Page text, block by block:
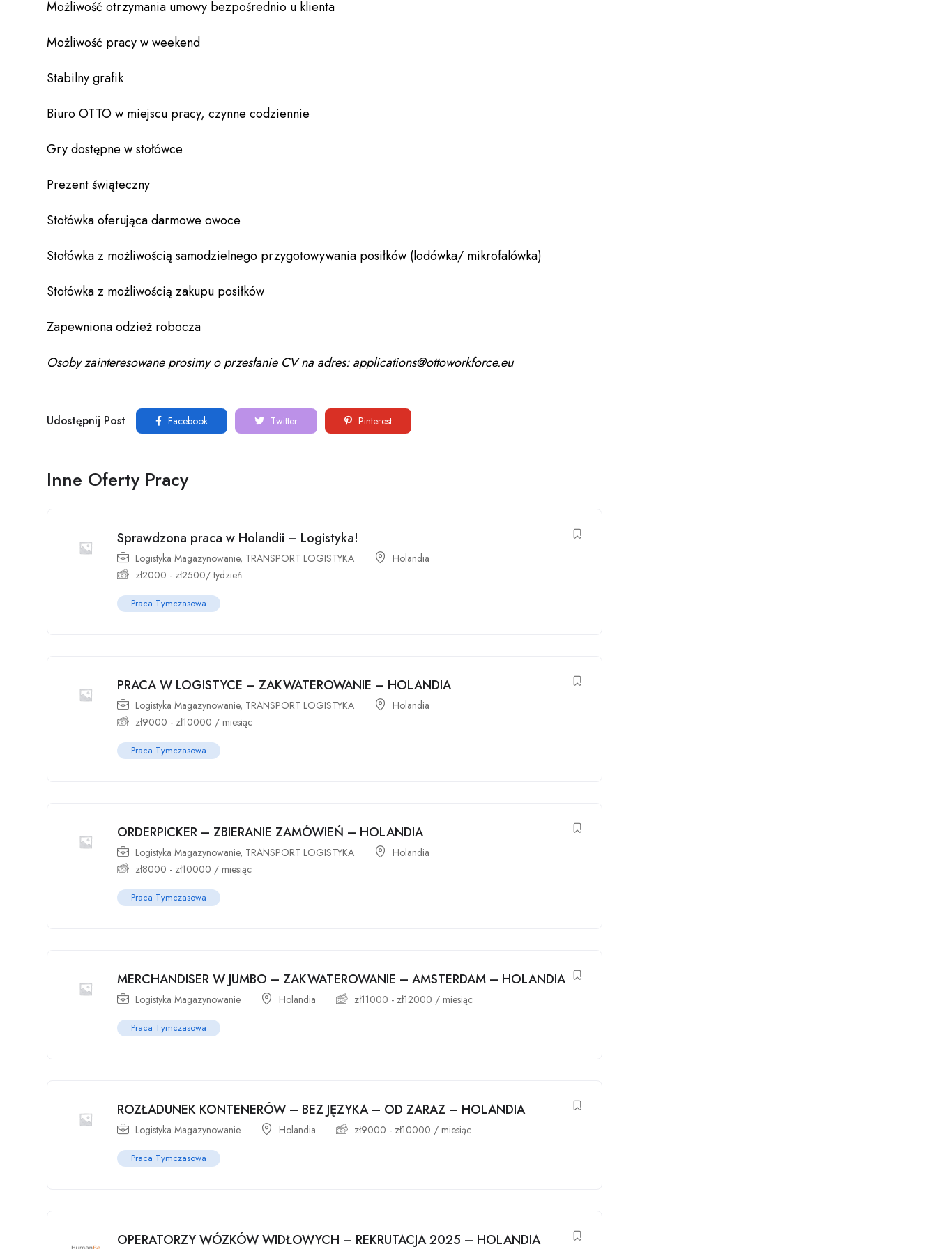
Możliwość otrzymania umowy bezpośrednio u klienta
Możliwość pracy w weekend
Stabilny grafik
Biuro OTTO w miejscu pracy, czynne codziennie
Gry dostępne w stołówce
Prezent świąteczny
Stołówka oferująca darmowe owoce
Stołówka z możliwością samodzielnego przygotowywania posiłków (lodówka/ mikrofalówka)
Stołówka z możliwością zakupu posiłków
Zapewniona odzież robocza
Osoby zainteresowane prosimy o przesłanie CV na adres: applications@ottoworkforce.eu
Udostępnij Post Facebook Twitter Pinterest
Inne Oferty Pracy
Sprawdzona praca w Holandii – Logistyka!
Logistyka Magazynowanie, TRANSPORT LOGISTYKA
Holandia
zł2000 - zł2500/ tydzień
Praca Tymczasowa
PRACA W LOGISTYCE – ZAKWATEROWANIE – HOLANDIA
Logistyka Magazynowanie, TRANSPORT LOGISTYKA
Holandia
zł9000 - zł10000 / miesiąc
Praca Tymczasowa
ORDERPICKER – ZBIERANIE ZAMÓWIEŃ – HOLANDIA
Logistyka Magazynowanie, TRANSPORT LOGISTYKA
Holandia
zł8000 - zł10000 / miesiąc
Praca Tymczasowa
MERCHANDISER W JUMBO – ZAKWATEROWANIE – AMSTERDAM – HOLANDIA
Logistyka Magazynowanie Holandia zł11000 - zł12000 / miesiąc
Praca Tymczasowa
ROZŁADUNEK KONTENERÓW – BEZ JĘZYKA – OD ZARAZ – HOLANDIA
Logistyka Magazynowanie Holandia zł9000 - zł10000 / miesiąc
Praca Tymczasowa
OPERATORZY WÓZKÓW WIDŁOWYCH – REKRUTACJA 2025 – HOLANDIA